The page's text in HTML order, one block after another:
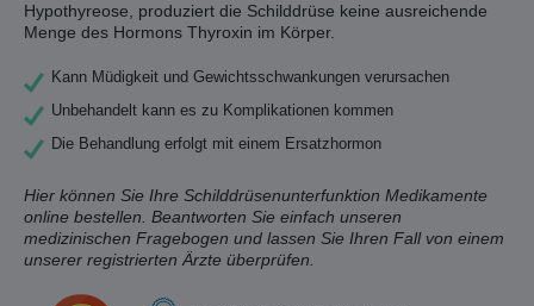
Hypothyreose, produziert die Schilddrüse keine ausreichende
Menge des Hormons Thyroxin im Körper.
Kann Müdigkeit und Gewichtsschwankungen verursachen
Unbehandelt kann es zu Komplikationen kommen
Die Behandlung erfolgt mit einem Ersatzhormon
Hier können Sie Ihre Schilddrüsenunterfunktion Medikamente
online bestellen. Beantworten Sie einfach unseren
medizinischen Fragebogen und lassen Sie Ihren Fall von einem
unserer registrierten Ärzte überprüfen.